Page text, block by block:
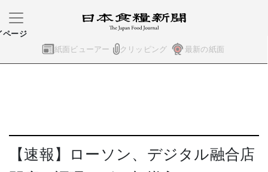
紙面ビューアー クリッピング 最新の紙面
ページ
【速報】ローソン、デジタル融合店